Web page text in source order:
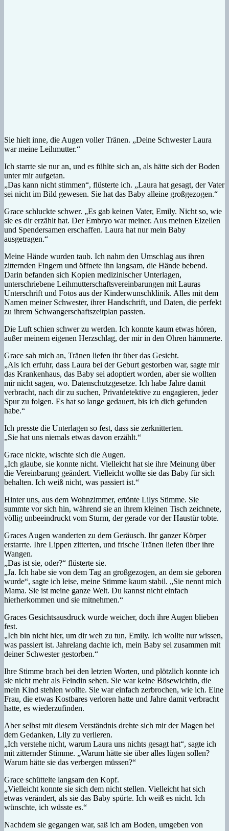
Sie hielt inne, die Augen voller Tränen. „Deine Schwester Laura
war meine Leihmutter.“
Ich starrte sie nur an, und es fühlte sich an, als hätte sich der Boden
unter mir aufgetan.
„Das kann nicht stimmen“, flüsterte ich. „Laura hat gesagt, der Vater
sei nicht im Bild gewesen. Sie hat das Baby alleine großgezogen.“
Grace schluckte schwer. „Es gab keinen Vater, Emily. Nicht so, wie
sie es dir erzählt hat. Der Embryo war meiner. Aus meinen Eizellen
und Spendersamen erschaffen. Laura hat nur mein Baby
ausgetragen.“
Meine Hände wurden taub. Ich nahm den Umschlag aus ihren
zitternden Fingern und öffnete ihn langsam, die Hände bebend.
Darin befanden sich Kopien medizinischer Unterlagen,
unterschriebene Leihmutterschaftsvereinbarungen mit Lauras
Unterschrift und Fotos aus der Kinderwunschklinik. Alles mit dem
Namen meiner Schwester, ihrer Handschrift, und Daten, die perfekt
zu ihrem Schwangerschaftszeitplan passten.
Die Luft schien schwer zu werden. Ich konnte kaum etwas hören,
außer meinem eigenen Herzschlag, der mir in den Ohren hämmerte.
Grace sah mich an, Tränen liefen ihr über das Gesicht.
„Als ich erfuhr, dass Laura bei der Geburt gestorben war, sagte mir
das Krankenhaus, das Baby sei adoptiert worden, aber sie wollten
mir nicht sagen, wo. Datenschutzgesetze. Ich habe Jahre damit
verbracht, nach dir zu suchen, Privatdetektive zu engagieren, jeder
Spur zu folgen. Es hat so lange gedauert, bis ich dich gefunden
habe.“
Ich presste die Unterlagen so fest, dass sie zerknitterten.
„Sie hat uns niemals etwas davon erzählt.“
Grace nickte, wischte sich die Augen.
„Ich glaube, sie konnte nicht. Vielleicht hat sie ihre Meinung über
die Vereinbarung geändert. Vielleicht wollte sie das Baby für sich
behalten. Ich weiß nicht, was passiert ist.“
Hinter uns, aus dem Wohnzimmer, ertönte Lilys Stimme. Sie
summte vor sich hin, während sie an ihrem kleinen Tisch zeichnete,
völlig unbeeindruckt vom Sturm, der gerade vor der Haustür tobte.
Graces Augen wanderten zu dem Geräusch. Ihr ganzer Körper
erstarrte. Ihre Lippen zitterten, und frische Tränen liefen über ihre
Wangen.
„Das ist sie, oder?“ flüsterte sie.
„Ja. Ich habe sie von dem Tag an großgezogen, an dem sie geboren
wurde“, sagte ich leise, meine Stimme kaum stabil. „Sie nennt mich
Mama. Sie ist meine ganze Welt. Du kannst nicht einfach
hierherkommen und sie mitnehmen.“
Graces Gesichtsausdruck wurde weicher, doch ihre Augen blieben
fest.
„Ich bin nicht hier, um dir weh zu tun, Emily. Ich wollte nur wissen,
was passiert ist. Jahrelang dachte ich, mein Baby sei zusammen mit
deiner Schwester gestorben.“
Ihre Stimme brach bei den letzten Worten, und plötzlich konnte ich
sie nicht mehr als Feindin sehen. Sie war keine Bösewichtin, die
mein Kind stehlen wollte. Sie war einfach zerbrochen, wie ich. Eine
Frau, die etwas Kostbares verloren hatte und Jahre damit verbracht
hatte, es wiederzufinden.
Aber selbst mit diesem Verständnis drehte sich mir der Magen bei
dem Gedanken, Lily zu verlieren.
„Ich verstehe nicht, warum Laura uns nichts gesagt hat“, sagte ich
mit zitternder Stimme. „Warum hätte sie über alles lügen sollen?
Warum hätte sie das verbergen müssen?“
Grace schüttelte langsam den Kopf.
„Vielleicht konnte sie sich dem nicht stellen. Vielleicht hat sich
etwas verändert, als sie das Baby spürte. Ich weiß es nicht. Ich
wünschte, ich wüsste es.“
Nachdem sie gegangen war, saß ich am Boden, umgeben von